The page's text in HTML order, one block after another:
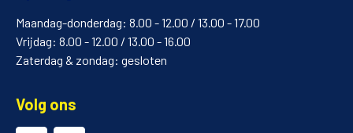
Maandag-donderdag: 8.00 - 12.00 / 13.00 - 17.00
Vrijdag: 8.00 - 12.00 / 13.00 - 16.00
Zaterdag & zondag: gesloten
Volg ons